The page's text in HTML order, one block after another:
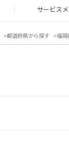
サービス
都道府県から探す 福岡